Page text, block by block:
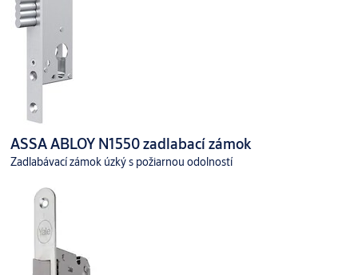
ASSA ABLOY N1550 zadlabací zámok
Zadlabávací zámok úzký s požiarnou odolností